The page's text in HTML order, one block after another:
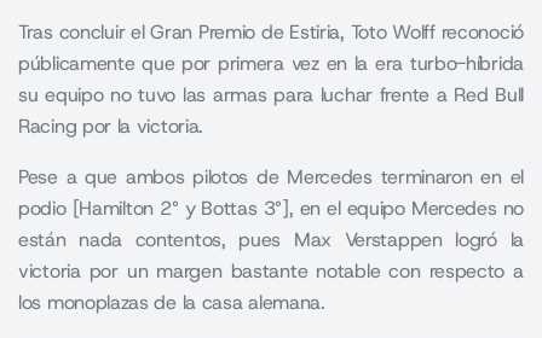
Tras concluir el Gran Premio de Estiria, Toto Wolff reconoció
públicamente que por primera vez en la era turbo-híbrida
su equipo no tuvo las armas para luchar frente a Red Bull
Racing por la victoria.
Pese a que ambos pilotos de Mercedes terminaron en el
podio [Hamilton 2° y Bottas 3°], en el equipo Mercedes no
están nada contentos, pues Max Verstappen logró la
victoria por un margen bastante notable con respecto a
los monoplazas de la casa alemana.